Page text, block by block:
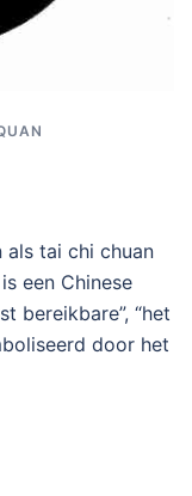
tai chi chuan
een Chinese
bereikbare”, “het
door het